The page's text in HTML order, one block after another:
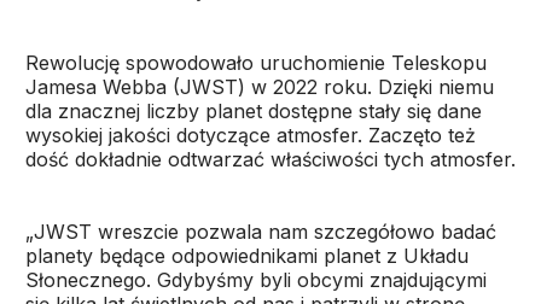
Rewolucję spowodowało uruchomienie Teleskopu
Jamesa Webba (JWST) w 2022 roku. Dzięki niemu
dla znacznej liczby planet dostępne stały się dane
wysokiej jakości dotyczące atmosfer. Zaczęto też
dość dokładnie odtwarzać właściwości tych atmosfer.
„JWST wreszcie pozwala nam szczegółowo badać
planety będące odpowiednikami planet z Układu
Słonecznego. Gdybyśmy byli obcymi znajdującymi